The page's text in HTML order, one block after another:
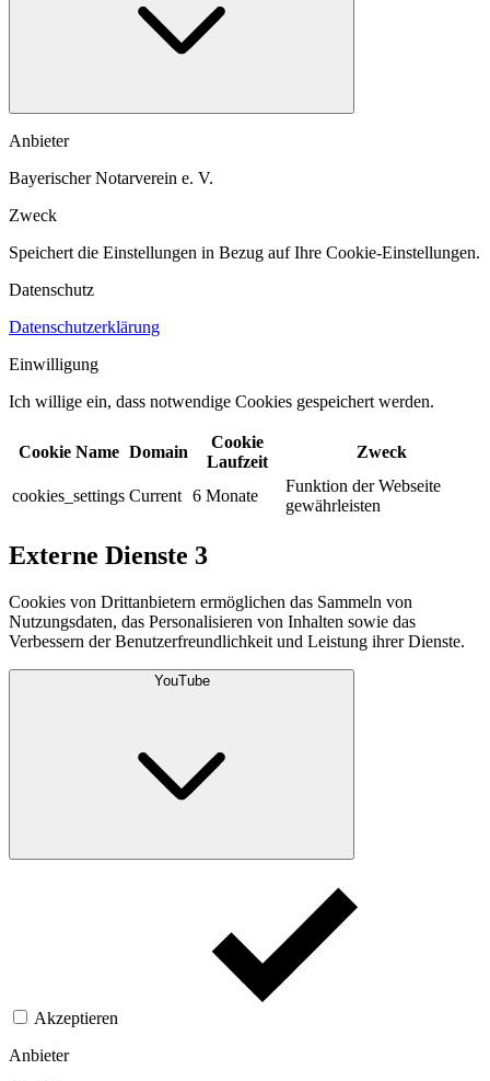
Anbieter
Bayerischer Notarverein e. V.
Zweck
Speichert die Einstellungen in Bezug auf Ihre Cookie-Einstellungen.​
Datenschutz
Datenschutzerklärung
Einwilligung
Ich willige ein, dass notwendige Cookies gespeichert werden.​
Cookie Name Domain
Cookie
Laufzeit
Zweck
cookies_settings Current 6 Monate
Funktion der Webseite
gewährleisten
Externe Dienste 3
Cookies von Drittanbietern ermöglichen das Sammeln von
Nutzungsdaten, das Personalisieren von Inhalten sowie das
Verbessern der Benutzerfreundlichkeit und Leistung ihrer Dienste.
YouTube
Akzeptieren
Anbieter